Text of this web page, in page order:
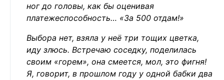
ног до головы, как бы оценивая
платежеспособность… «За 500 отдам!»
Выбора нет, взяла у неё три тощих цветка,
иду злюсь. Встречаю соседку, поделилась
своим «горем», она смеется, мол, это фигня!
Я, говорит, в прошлом году у одной бабки два